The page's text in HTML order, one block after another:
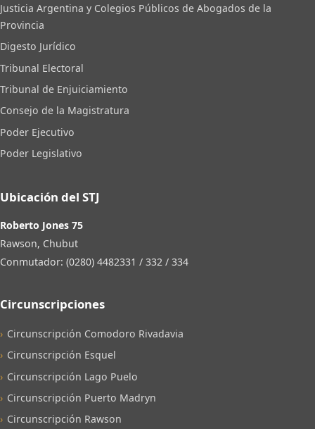
Justicia Argentina y Colegios Públicos de Abogados de la
Provincia
Digesto Jurídico
Tribunal Electoral
Tribunal de Enjuiciamiento
Consejo de la Magistratura
Poder Ejecutivo
Poder Legislativo
Ubicación del STJ
Roberto Jones 75
Rawson, Chubut
Conmutador: (0280) 4482331 / 332 / 334
Circunscripciones
Circunscripción Comodoro Rivadavia
Circunscripción Esquel
Circunscripción Lago Puelo
Circunscripción Puerto Madryn
Circunscripción Rawson